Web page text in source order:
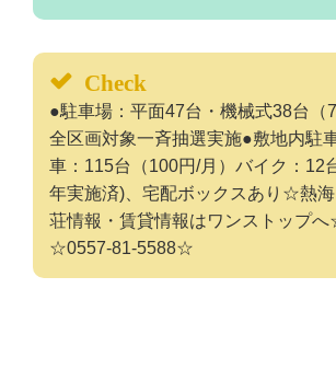
Check
●駐車場：平面47台・機械式38台
全区画対象一斉抽選実施●敷地内駐
車：115台（100円/月）バイク：12
年実施済)、宅配ボックスあり☆熱
荘情報・賃貸情報はワンストップ
☆0557-81-5588☆